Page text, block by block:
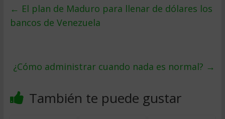
← El plan de Maduro para llenar de dólares los
bancos de Venezuela
¿Cómo administrar cuando nada es normal? →
También te puede gustar